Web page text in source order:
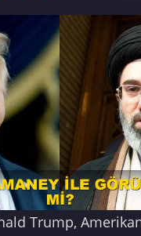
Trump,